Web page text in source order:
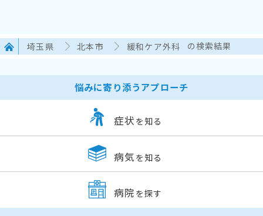
埼玉県 北本市 緩和ケア外科 の検索結果
悩みに寄り添うアプローチ
症状 を知る
病気 を知る
病院 を探す